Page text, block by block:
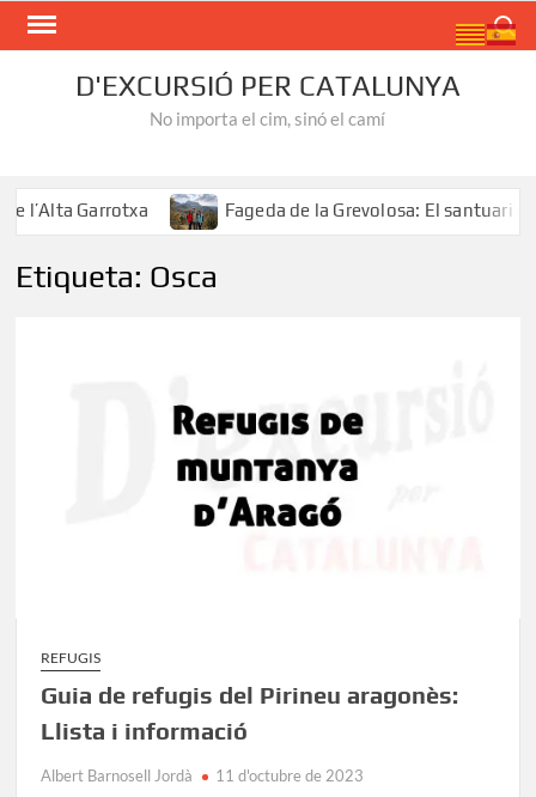
Skip
D'EXCURSIÓ PER CATALUNYA
No importa el cim, sinó el camí
Garrotxa Fageda de la Grevolosa: El santuari dels
Etiqueta: Osca
REFUGIS
Guia de refugis del Pirineu aragonès:
Llista i informació
Albert Barnosell Jordà 11 d'octubre de 2023